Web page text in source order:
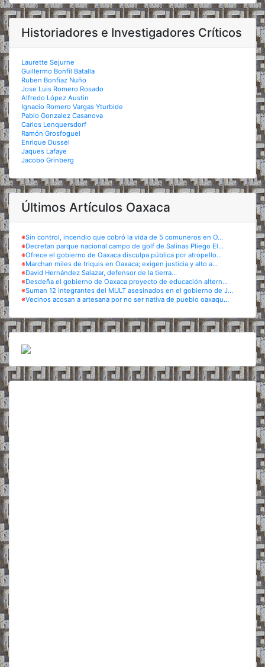
Historiadores e Investigadores Críticos
Laurette Sejurne
Guillermo Bonfil Batalla
Ruben Bonfiaz Nuño
Jose Luis Romero Rosado
Alfredo López Austin
Ignacio Romero Vargas Yturbide
Pablo Gonzalez Casanova
Carlos Lenquersdorf
Ramón Grosfoguel
Enrique Dussel
Jaques Lafaye
Jacobo Grinberg
Últimos Artículos Oaxaca
※Sin control, incendio que cobró la vida de 5 comuneros en O...
※Decretan parque nacional campo de golf de Salinas Pliego El...
※Ofrece el gobierno de Oaxaca disculpa pública por atropello...
※Marchan miles de triquis en Oaxaca; exigen justicia y alto a...
※David Hernández Salazar, defensor de la tierra...
※Desdeña el gobierno de Oaxaca proyecto de educación altern...
※Suman 12 integrantes del MULT asesinados en el gobierno de J...
※Vecinos acosan a artesana por no ser nativa de pueblo oaxaqu...